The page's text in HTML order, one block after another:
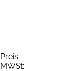
Preis:
MWSt: